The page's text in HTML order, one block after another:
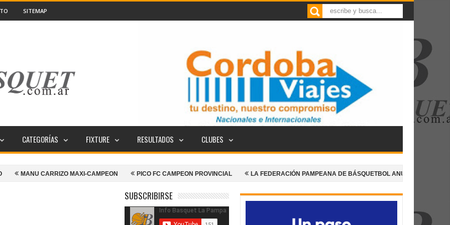
SITEMAP
CATEGORÍAS FIXTURE RESULTADOS CLUBES
MAXI-CAMPEON PICO FC CAMPEON PROVINCIAL LA FEDERACIÓN PAMPEANA DE BÁSQUETBOL ANUNCIA UNA NUEVA EDICIÓN
SUBSCRIBIRSE